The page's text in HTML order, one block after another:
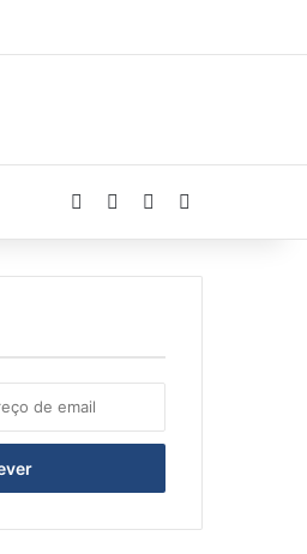
FacebookLinkedinYouTube